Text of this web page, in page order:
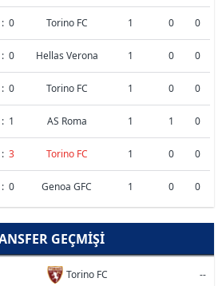
: 0 Torino FC 1 0 0
: 0 Hellas Verona 1 0 0
: 0 Torino FC 1 0 0
: 1 AS Roma 1 1
0
: 3 Torino FC 1 0 0
: 0 Genoa GFC 1 0 0
GEÇMIŞI
Torino FC --